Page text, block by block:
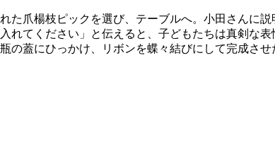
爪楊枝ピックを選び、テーブルへ。小田さんに
てください」と伝えると、子どもたちは真剣な
蓋にひっかけ、リボンを蝶々結びにして完成させ